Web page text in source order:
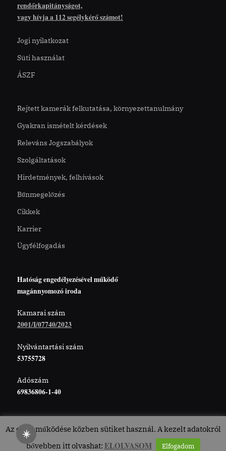
☀️
rendőrkapitányságot,
vagy hívja a 112 segélykérő számot!
Jogi nyilatkozat
Süti használat
ÁSZF
Rejtett kamerák felkutatása, környezettanulmány
Gyakran ismételt kérdések
Releváns Jogszabályok
Szolgáltatások
Hirdetmények, felhívások
Bűnmegelőzés
Cikkek
Karrier
Ügyfélfogadás
Hatóság engedélyezésével működő
magánnyomozó iroda
Kamarai szám
2001/I/07740/2023
Nyilvántartási szám
53755728
Adószám
69836806-1-40
Az oldal működése közben sütiket használ. A kezelt adatokról
bővebben itt olvashat: ELOLVASOM Elfogadom